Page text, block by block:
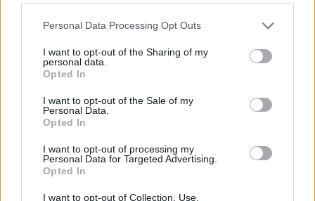
Personal Data Processing Opt Outs
I want to opt-out of the Sharing of my
personal data.
Opted In
I want to opt-out of the Sale of my
Personal Data.
Opted In
I want to opt-out of processing my
Personal Data for Targeted Advertising.
Opted In
I want to opt-out of Collection, Use,
Megismerem